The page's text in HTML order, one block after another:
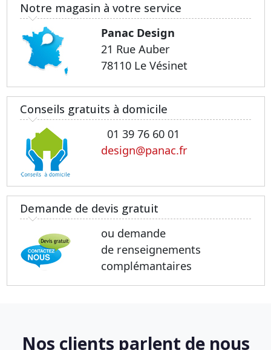
Notre magasin à votre service
Panac Design
21 Rue Auber
78110 Le Vésinet
Conseils gratuits à domicile
01 39 76 60 01
design@panac.fr
Demande de devis gratuit
ou demande
de renseignements
complémantaires
Nos clients parlent de nous